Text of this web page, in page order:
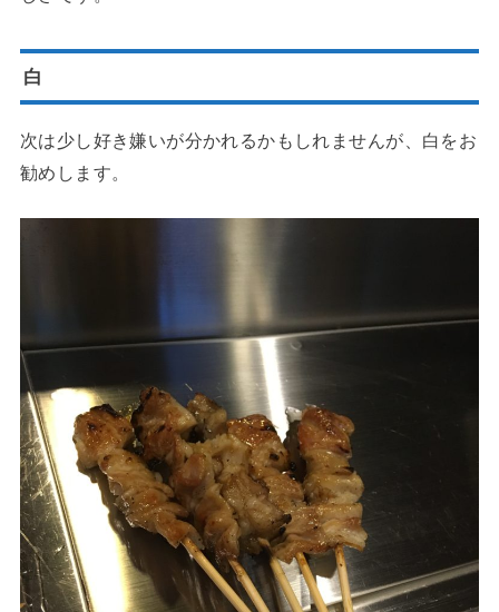
白
次は少し好き嫌いが分かれるかもしれませんが、白をお
勧めします。